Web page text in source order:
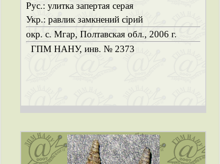
Рус.: улитка запертая серая
Укр.: равлик замкнений сірий
окр. с. Мгар, Полтавская обл., 2006 г.
ГПМ НАНУ, инв. № 2373